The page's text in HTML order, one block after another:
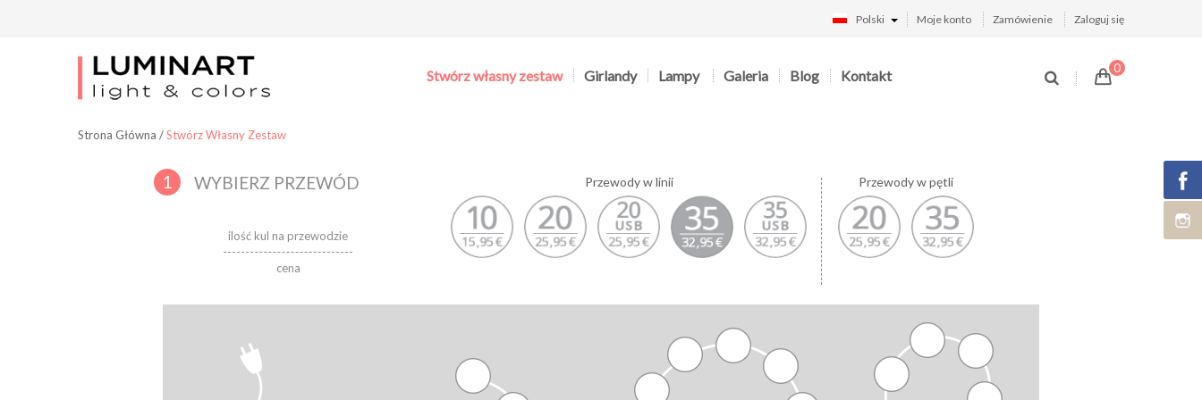
Moje konto Zamówienie Zaloguj się
Polski
0
Stwórz własny zestaw Girlandy Lampy Galeria Blog Kontakt
Strona Główna /Stwórz Własny Zestaw
1 WYBIERZ PRZEWÓD
ilość kul na przewodzie
cena
Przewody w linii Przewody w pętli